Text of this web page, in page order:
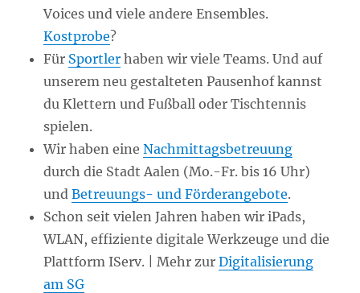
Voices und viele andere Ensembles.
Kostprobe?
Für Sportler haben wir viele Teams. Und auf
unserem neu gestalteten Pausenhof kannst
du Klettern und Fußball oder Tischtennis
spielen.
Wir haben eineNachmittagsbetreuung
durch die Stadt Aalen (Mo.-Fr. bis 16 Uhr)
undBetreuungs- und Förderangebote.
Schon seit vielen Jahren haben wir iPads,
WLAN, effiziente digitale Werkzeuge und die
Plattform IServ. | Mehr zurDigitalisierung
am SG